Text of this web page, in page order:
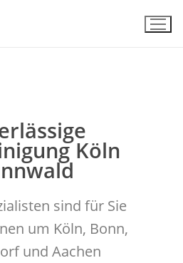
Köln
sind für Sie
um Köln, Bonn,
und Aachen